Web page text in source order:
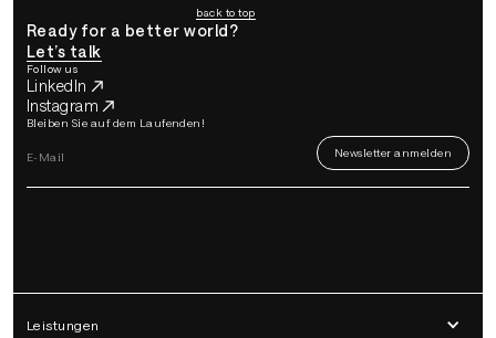
back to top
Ready for a better world?
Let’s talk
Follow us
LinkedIn
Instagram
Bleiben Sie auf dem Laufenden!
Leistungen